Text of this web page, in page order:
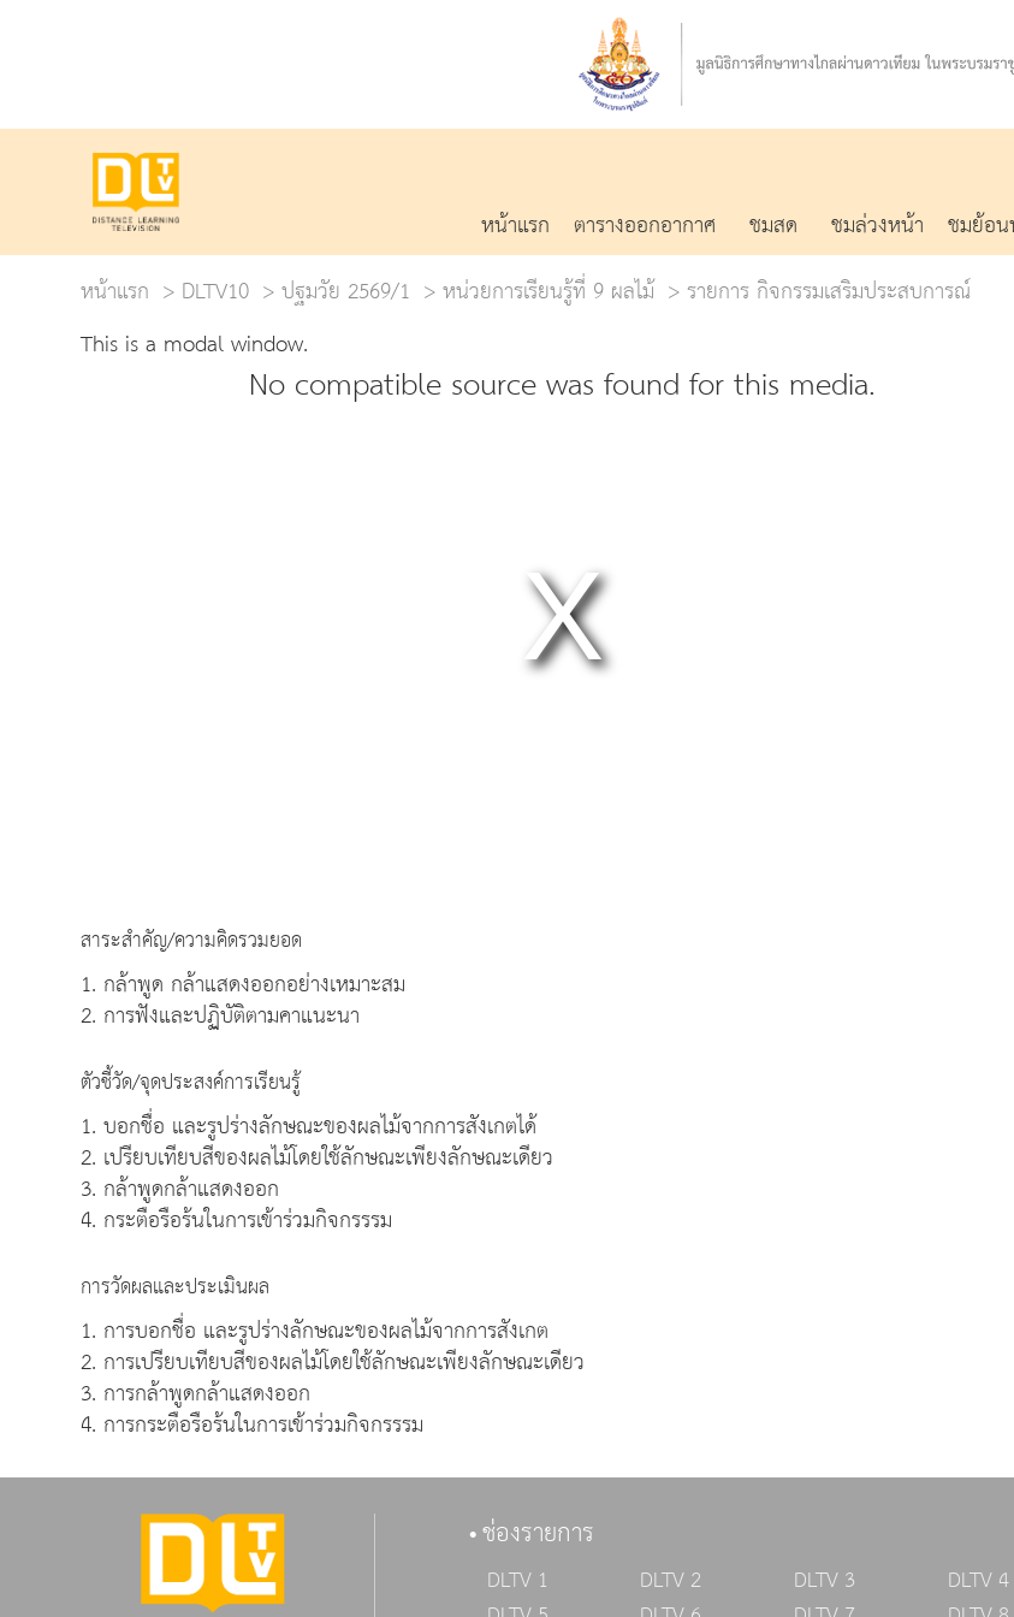
หน้าแรก ตารางออกอากาศ ชมสด ชมล่วงหน้า ชมย้อ
หน้าแรก
DLTV10 ปฐมวัย 2569/1 หน่วยการเรียนรู้ที่ 9 ผลไม้
รายการ กิจกรรมเสริมประสบการณ์
This is a modal window.
No compatible source was found for this media.
สาระสำคัญ/ความคิดรวมยอด
1. กล้าพูด กล้าแสดงออกอย่างเหมาะสม
2. การฟังและปฏิบัติตามคาแนะนา
ตัวชี้วัด/จุดประสงค์การเรียนรู้
1. บอกชื่อ และรูปร่างลักษณะของผลไม้จากการสังเกตได้
2. เปรียบเทียบสีของผลไม้โดยใช้ลักษณะเพียงลักษณะเดียว
3. กล้าพูดกล้าแสดงออก
4. กระตือรือร้นในการเข้าร่วมกิจกรรรม
การวัดผลและประเมินผล
1. การบอกชื่อ และรูปร่างลักษณะของผลไม้จากการสังเกต
2. การเปรียบเทียบสีของผลไม้โดยใช้ลักษณะเพียงลักษณะเดียว
3. การกล้าพูดกล้าแสดงออก
4. การกระตือรือร้นในการเข้าร่วมกิจกรรรม
ช่องรายการ
DLTV 1 DLTV 2 DLTV 3
DLTV 4